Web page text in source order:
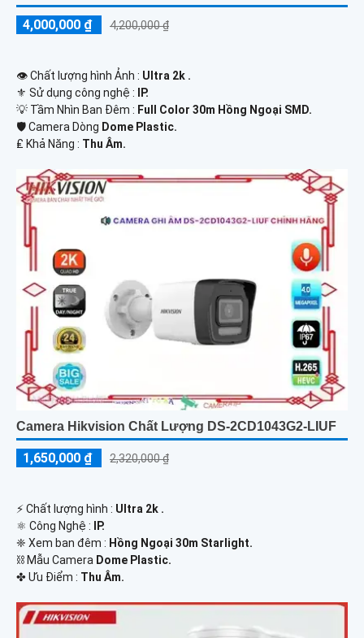
4,000,000 ₫ 4,200,000 ₫
👁 Chất lượng hình Ảnh : Ultra 2k .
⚜️ Sử dụng công nghệ :
IP.
💡 Tầm Nhìn Ban Đêm : Full Color 30m Hồng Ngoại SMD.
🛡 Camera Dòng Dome Plastic.
️₤ Khả Năng : Thu Âm.
Camera Hikvision Chất Lượng DS-2CD1043G2-LIUF
1,650,000 ₫ 2,320,000 ₫
️⚡ Chất lượng hình : Ultra 2k .
⚛️ Công Nghệ :
IP.
❈ Xem ban đêm : Hồng Ngoại 30m Starlight.
⛓ Mẫu Camera Dome Plastic.
️✤ Ưu Điểm : Thu Âm.